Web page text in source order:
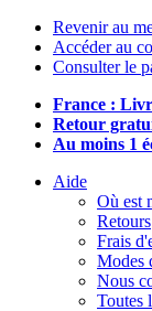
Revenir au
Accéder au
Consulter le
France :
Retour
Au moins 1
Aide
Où est
Retours
Frais
Modes
Nous
Toutes